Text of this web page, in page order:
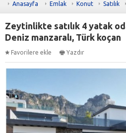
Anasayfa Emlak Konut Satılık
Zeytinlikte satılık 4 yatak
Deniz manzaralı, Türk koçan
Favorilere ekle Yazdır